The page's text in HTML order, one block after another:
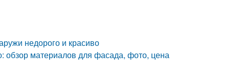
недорого и красиво
материалов для фасада, фото, цена